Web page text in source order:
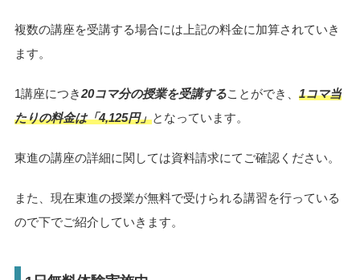
複数の講座を受講する場合には上記の料金に加算されていき
ます。
1講座につき20コマ分の授業を受講することができ、 1コマ当
たりの料金は「4,125円」となっています。
東進の講座の詳細に関しては資料請求にてご確認ください。
また、現在東進の授業が無料で受けられる講習を行っている
ので下でご紹介していきます。